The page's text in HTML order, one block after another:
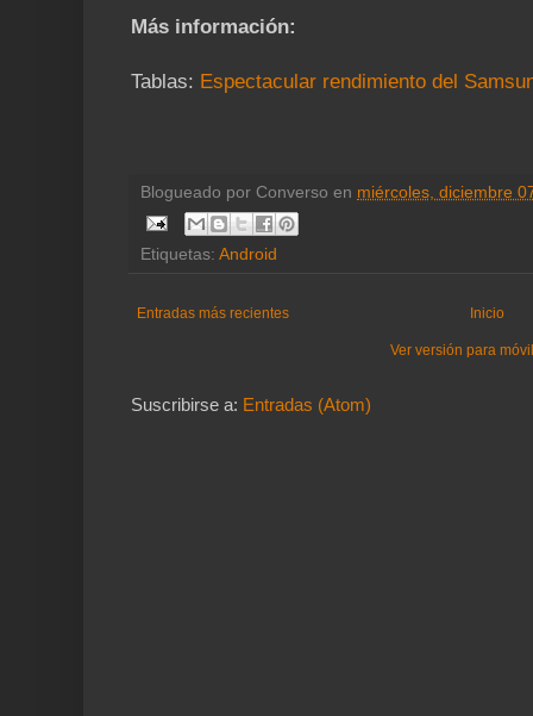
Más información:
Tablas: Espectacular rendimiento del
Blogueado por Converso en miércoles, diciembre
Etiquetas: Android
Entradas más recientes Inicio
Ver versión para
Suscribirse a: Entradas (Atom)